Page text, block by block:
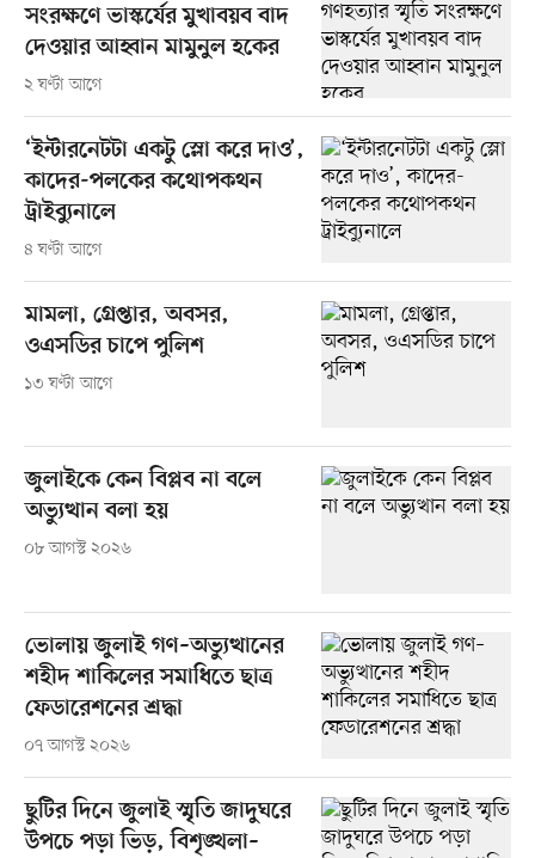
সংরক্ষণে ভাস্কর্যের মুখাবয়ব বাদ
দেওয়ার আহ্বান মামুনুল হকের
২ ঘণ্টা আগে
‘ইন্টারনেটটা একটু স্লো করে দাও’,
কাদের-পলকের কথোপকথন
ট্রাইব্যুনালে
৪ ঘণ্টা আগে
মামলা, গ্রেপ্তার, অবসর,
ওএসডির চাপে পুলিশ
১৩ ঘণ্টা আগে
জুলাইকে কেন বিপ্লব না বলে
অভ্যুত্থান বলা হয়
০৮ আগস্ট ২০২৬
ভোলায় জুলাই গণ–অভ্যুত্থানের
শহীদ শাকিলের সমাধিতে ছাত্র
ফেডারেশনের শ্রদ্ধা
০৭ আগস্ট ২০২৬
ছুটির দিনে জুলাই স্মৃতি জাদুঘরে
উপচে পড়া ভিড়, বিশৃঙ্খলা–